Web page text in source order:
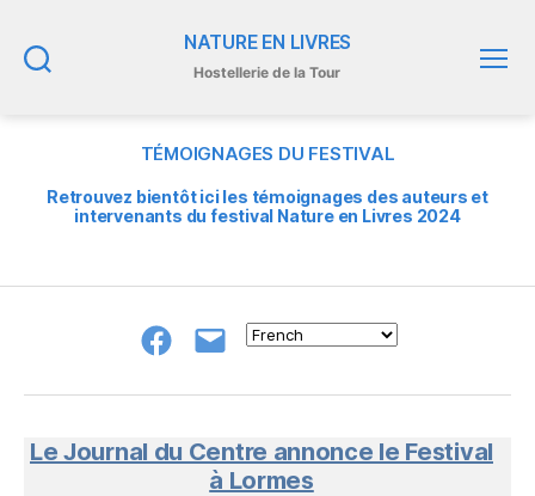
NATURE EN LIVRES
Hostellerie de la Tour
TÉMOIGNAGES DU FESTIVAL
Retrouvez bientôt ici les témoignages des auteurs et
intervenants du festival Nature en Livres 2024
Groupe
NeL
E-
à
Livres
Le Journal du Centre annonce le Festival
à Lormes